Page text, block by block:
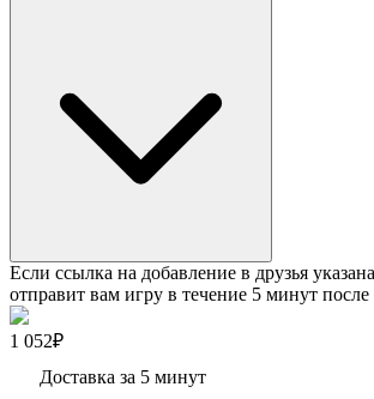
Если ссылка на добавление в друзья
отправит вам игру в течение 5 минут после
1 052₽
Доставка за 5 минут